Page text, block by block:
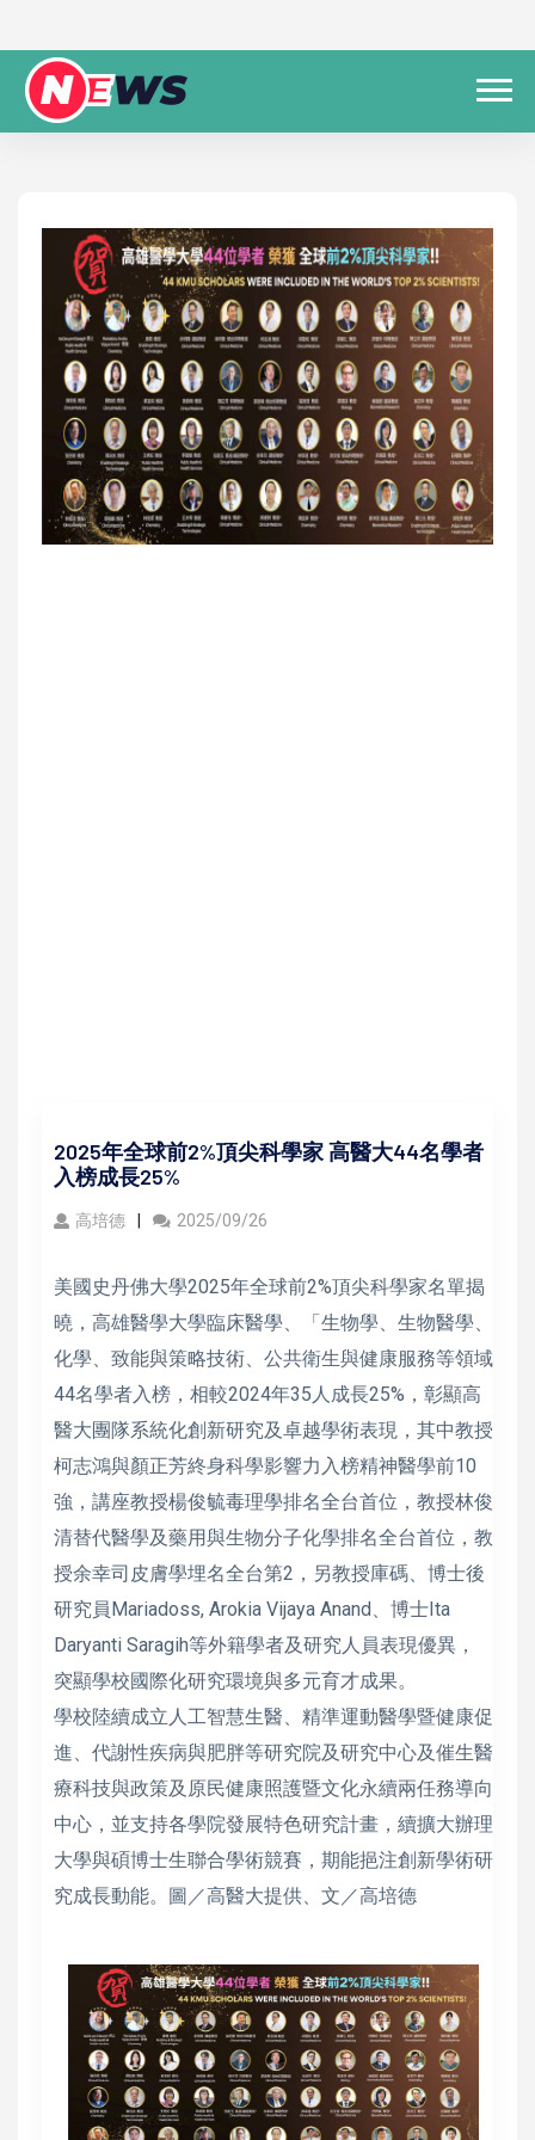
2025年全球前2%頂尖科學家 高醫大44名學者
入榜成長25%
高培德 2025/09/26
美國史丹佛大學2025年全球前2%頂尖科學家名單揭
曉，高雄醫學大學臨床醫學、「生物學、生物醫學、
化學、致能與策略技術、公共衛生與健康服務等領域
44名學者入榜，相較2024年35人成長25%，彰顯高
醫大團隊系統化創新研究及卓越學術表現，其中教授
柯志鴻與顏正芳終身科學影響力入榜精神醫學前10
強，講座教授楊俊毓毒理學排名全台首位，教授林俊
清替代醫學及藥用與生物分子化學排名全台首位，教
授余幸司皮膚學埋名全台第2，另教授庫碼、博士後
研究員Mariadoss, Arokia Vijaya Anand、博士Ita
Daryanti Saragih等外籍學者及研究人員表現優異，
突顯學校國際化研究環境與多元育才成果。
學校陸續成立人工智慧生醫、精準運動醫學暨健康促
進、代謝性疾病與肥胖等研究院及研究中心及催生醫
療科技與政策及原民健康照護暨文化永續兩任務導向
中心，並支持各學院發展特色研究計畫，續擴大辦理
大學與碩博士生聯合學術競賽，期能挹注創新學術研
究成長動能。圖／高醫大提供、文／高培德